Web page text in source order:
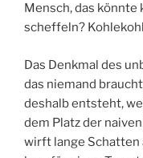
Mensch, das könnte
scheffeln?
Das Denkmal des
das niemand
deshalb entsteht,
dem Platz der
wirft lange Schatten